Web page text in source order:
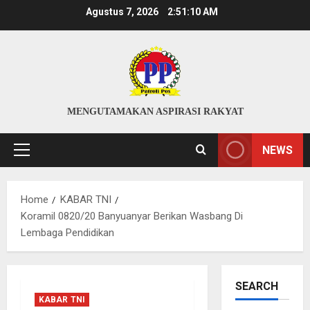
Agustus 7, 2026 2:51:11 AM
MENGUTAMAKAN ASPIRASI RAKYAT
Primary
NEWS
Home
KABAR TNI
Koramil 0820/20 Banyuanyar Berikan Wasbang Di
Lembaga Pendidikan
KABAR TNI
SEARCH